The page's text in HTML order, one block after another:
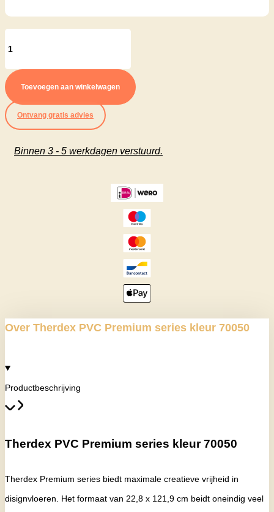
Premium
series
kleur
aantal
Toevoegen aan winkelwagen
Ontvang gratis advies
Binnen 3 - 5 werkdagen verstuurd.
Over Therdex PVC Premium series kleur 70050
Productbeschrijving
Therdex PVC Premium series kleur 70050
Therdex Premium series biedt maximale creatieve vrijheid in
disignvloeren. Het formaat van 22,8 x 121,9 cm beidt oneindig veel